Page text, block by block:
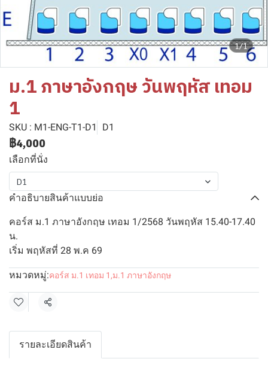
1/1
ม.1 ภาษาอังกฤษ วันพฤหัส เทอม
1
SKU : M1-ENG-T1-D1 D1
฿4,000
เลือกที่นั่ง
D1
คำอธิบายสินค้าแบบย่อ
คอร์ส ม.1 ภาษาอังกฤษ เทอม 1/2568 วันพฤหัส 15.40-17.40
น.
เริ่ม พฤหัสที่ 28 พ.ค 69
หมวดหมู่:คอร์ส ม.1 เทอม 1 ,ม.1 ภาษาอังกฤษ
แชร์
รายละเอียดสินค้า